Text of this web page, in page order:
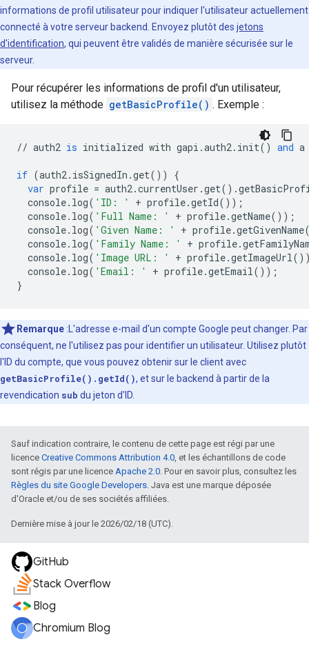
informations de profil utilisateur pour indiquer l'utilisateur actuellement
connecté à votre serveur backend. Envoyez plutôt des jetons
d'identification, qui peuvent être validés de manière sécurisée sur le
serveur.
Pour récupérer les informations de profil d'un utilisateur,
utilisez la méthode getBasicProfile() . Exemple :
// auth2 is initialized with gapi .auth2. init() and a
if (auth2. isSignedIn .get())
{
var profile = auth2.currentUser .get() .
console. log( 'ID: ' + profile.getId());
console. log( 'Full Name: ' + profile.getName());
console. log( 'Given Name: ' + profile.getGivenName
console. log( 'Family Name: ' + profile.
console. log( 'Image URL: ' + profile.getImageUrl
console. log( 'Email: ' + profile.getEmail());
}
Remarque :L'adresse e-mail d'un compte Google peut changer. Par
conséquent, ne l'utilisez pas pour identifier un utilisateur. Utilisez plutôt
l'ID du compte, que vous pouvez obtenir sur le client avec
getBasicProfile().getId(), et sur le backend à partir de la
revendication sub du jeton d'ID.
Sauf indication contraire, le contenu de cette page est régi par une
licence Creative Commons Attribution 4.0, et les échantillons de code
sont régis par une licence Apache 2.0. Pour en savoir plus, consultez les
Règles du site Google Developers. Java est une marque déposée
d'Oracle et/ou de ses sociétés affiliées.
Dernière mise à jour le 2026/02/18 (UTC).
GitHub
Stack Overflow
Blog
Chromium Blog